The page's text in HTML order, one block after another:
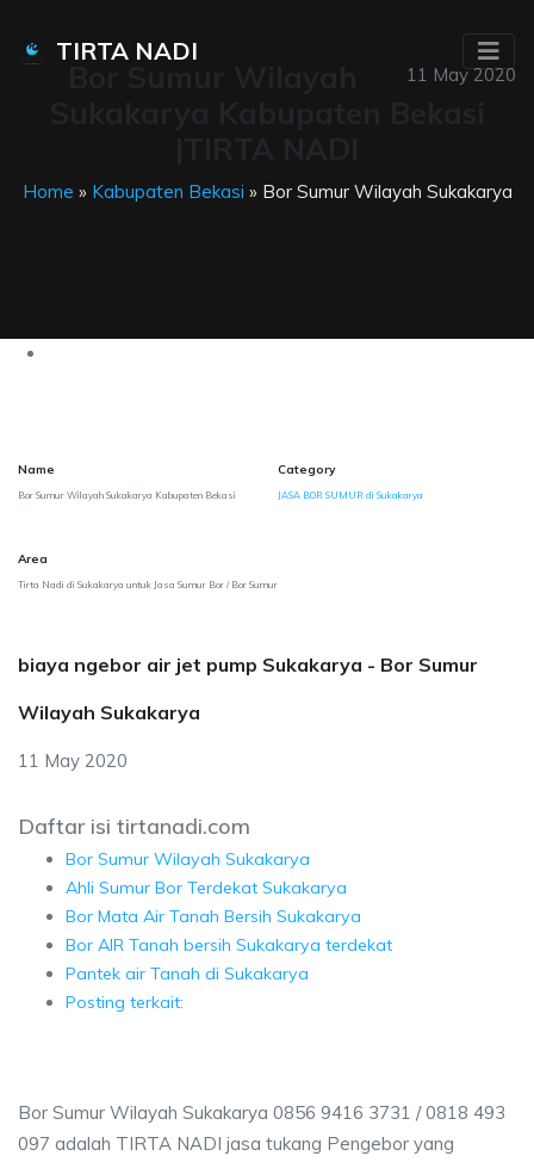
TIRTA NADI
11 May 2020
Home » Kabupaten Bekasi » Bor Sumur Wilayah Sukakarya
Name
Bor Sumur Wilayah Sukakarya Kabupaten Bekasi
Category
JASA BOR SUMUR di Sukakarya
Area
Tirta Nadi di Sukakarya untuk Jasa Sumur Bor / Bor Sumur
biaya ngebor air jet pump Sukakarya - Bor Sumur
Wilayah Sukakarya
11 May 2020
Daftar isi tirtanadi.com
Bor Sumur Wilayah Sukakarya
Ahli Sumur Bor Terdekat Sukakarya
Bor Mata Air Tanah Bersih Sukakarya
Bor AIR Tanah bersih Sukakarya terdekat
Pantek air Tanah di Sukakarya
Posting terkait:
Bor Sumur Wilayah Sukakarya 0856 9416 3731 / 0818 493
097 adalah TIRTA NADI jasa tukang Pengebor yang